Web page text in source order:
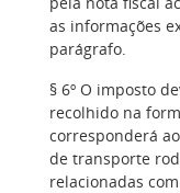
as informações
parágrafo.
§ 6º O imposto
recolhido na
corresponderá
de transporte
relacionadas